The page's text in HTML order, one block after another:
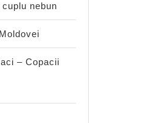
nebun
– Copacii